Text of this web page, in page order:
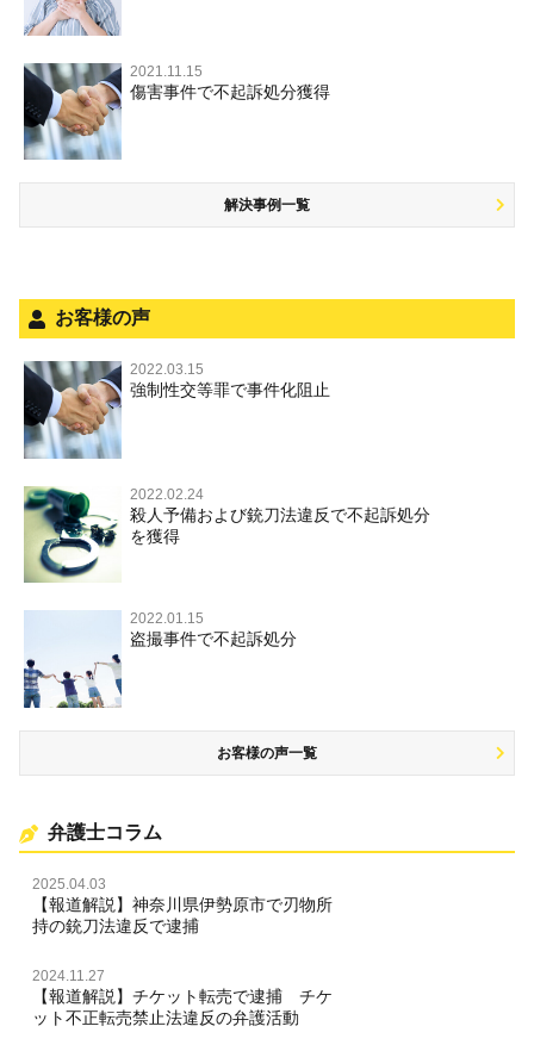
事件を秘密にするためにとるべき行動とは
自首・出頭の不安や悩みを解消するためには
器物損壊
業務妨害
公務執行妨害
淫行・援助交際
公然わいせつ罪，わいせつ物頒布罪，淫行勧誘罪
児童ポルノ，リベンジポルノ
風営法・風適法違反
恐喝罪
盗品売買・譲り受け等
知的財産と刑事事件
麻薬及び向精神薬
危険ドラッグ
ひき逃げ・当て逃げ
無免許運転
飲酒運転
その他 TOP
商標法違反
放火・失火
犯罪収益移転防止法違反
ストーカー事件
銃刀法違反
児童虐待・保護責任者遺棄
文書偽造・偽造文書行使
不正競争防止法
住居侵入等
名誉毀損・侮辱
司法取引・刑事免責
取調べの注意点
少年事件の手続と特色
法人と刑事事件（脱税関係，従業員逮捕，予防法務等）
面会・差し入れ
2021.11.15
傷害事件で不起訴処分獲得
解決事例一覧
お客様の声
2022.03.15
強制性交等罪で事件化阻止
2022.02.24
殺人予備および銃刀法違反で不起訴処分
を獲得
2022.01.15
盗撮事件で不起訴処分
お客様の声一覧
弁護士コラム
2025.04.03
【報道解説】神奈川県伊勢原市で刃物所
持の銃刀法違反で逮捕
2024.11.27
【報道解説】チケット転売で逮捕 チケ
ット不正転売禁止法違反の弁護活動